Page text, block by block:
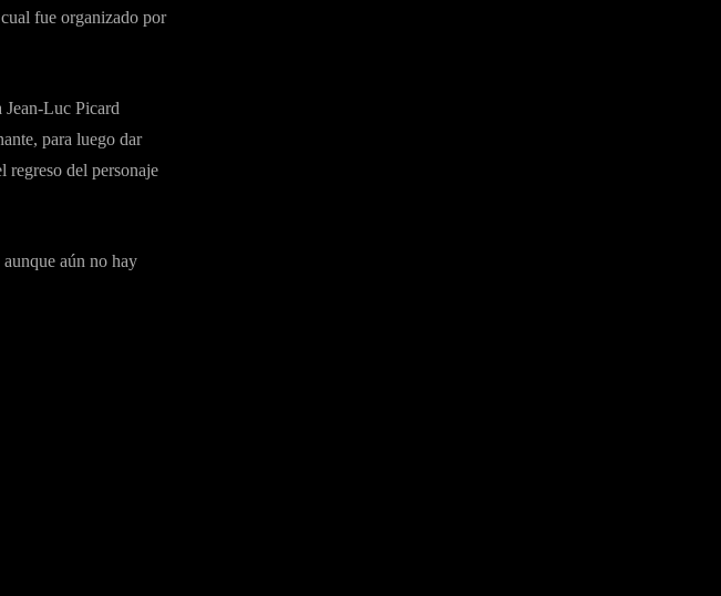
fue organizado por
Jean-Luc Picard
para luego dar
regreso del personaje
aunque aún no hay